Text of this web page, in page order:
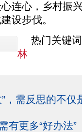
连心，乡村振
设步伐。
热门关键
林
，需反思的不仅
有更多“好办法”